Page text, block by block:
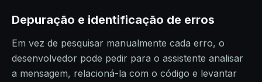
Depuração e identificação de erros
Em vez de pesquisar manualmente cada erro, o
desenvolvedor pode pedir para o assistente analisar
a mensagem, relacioná-la com o código e levantar